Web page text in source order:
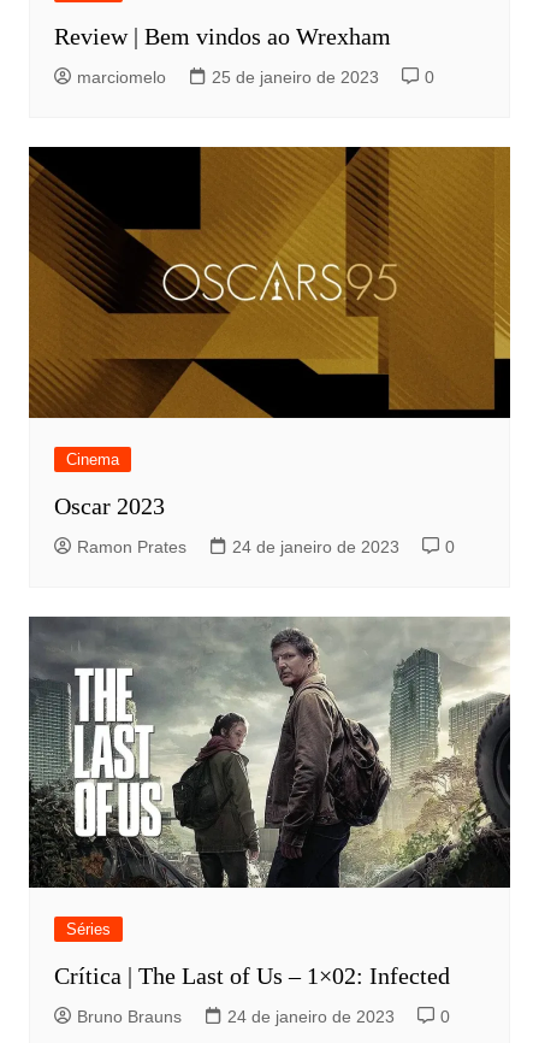
Review | Bem vindos ao Wrexham
marciomelo 25 de janeiro de 2023 0
Cinema
Oscar 2023
Ramon Prates 24 de janeiro de 2023 0
Séries
Crítica | The Last of Us – 1×02: Infected
Bruno Brauns 24 de janeiro de 2023 0